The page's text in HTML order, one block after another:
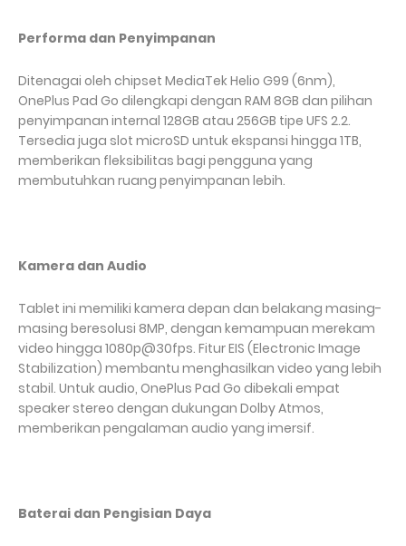
Performa dan Penyimpanan
Ditenagai oleh chipset MediaTek Helio G99 (6nm),
OnePlus Pad Go dilengkapi dengan RAM 8GB dan pilihan
penyimpanan internal 128GB atau 256GB tipe UFS 2.2.
Tersedia juga slot microSD untuk ekspansi hingga 1TB,
memberikan fleksibilitas bagi pengguna yang
membutuhkan ruang penyimpanan lebih.
Kamera dan Audio
Tablet ini memiliki kamera depan dan belakang masing-
masing beresolusi 8MP, dengan kemampuan merekam
video hingga 1080p@30fps. Fitur EIS (Electronic Image
Stabilization) membantu menghasilkan video yang lebih
stabil. Untuk audio, OnePlus Pad Go dibekali empat
speaker stereo dengan dukungan Dolby Atmos,
memberikan pengalaman audio yang imersif.
Baterai dan Pengisian Daya